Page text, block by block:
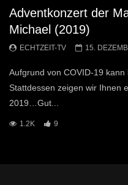
Adventkonzert der
Michael (2019)
ECHTZEIT-TV 15.
Aufgrund von COVID-19
Stattdessen zeigen wir Ihnen
2019…Gut...
1.2K 9